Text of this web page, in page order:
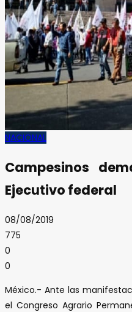
NACIONAL
Campesinos
Ejecutivo federal
08/08/2019
775
0
0
México.- Ante las
el Congreso Agrario